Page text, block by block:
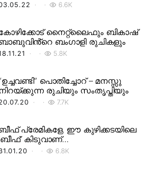
6.6K
നൈറ്റ്‌ലൈഫും ബികാഷ്
ബംഗാളി രുചികളും
5.8K
പൊതിച്ചോറ് – മനസ്സു
രുചിയും സംതൃപ്തിയും
7.7K
പ്രേമികളേ, ഈ കുഴിക്കടയിലെ
കിടുവാണ്…
6.8K